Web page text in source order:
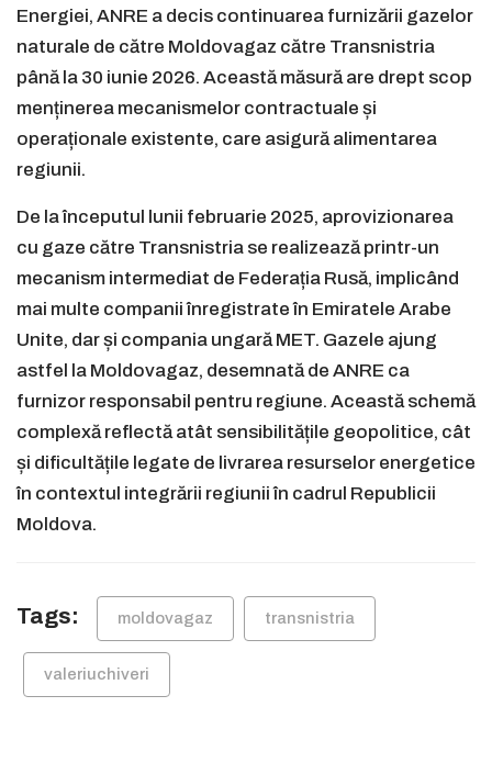
Energiei, ANRE a decis continuarea furnizării gazelor
naturale de către Moldovagaz către Transnistria
până la 30 iunie 2026. Această măsură are drept scop
menținerea mecanismelor contractuale și
operaționale existente, care asigură alimentarea
regiunii.
De la începutul lunii februarie 2025, aprovizionarea
cu gaze către Transnistria se realizează printr-un
mecanism intermediat de Federația Rusă, implicând
mai multe companii înregistrate în Emiratele Arabe
Unite, dar și compania ungară MET. Gazele ajung
astfel la Moldovagaz, desemnată de ANRE ca
furnizor responsabil pentru regiune. Această schemă
complexă reflectă atât sensibilitățile geopolitice, cât
și dificultățile legate de livrarea resurselor energetice
în contextul integrării regiunii în cadrul Republicii
Moldova.
Tags: moldovagaz transnistria
valeriuchiveri